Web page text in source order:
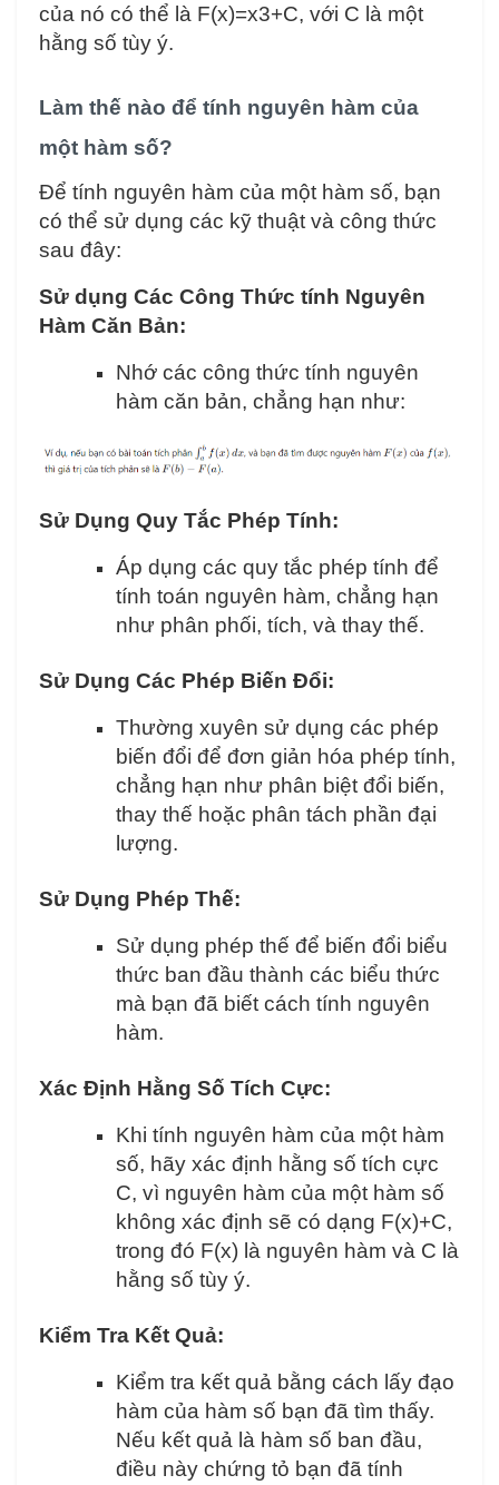
của nó có thể là F(x)=x3+C, với C là một
hằng số tùy ý.
Làm thế nào để tính nguyên hàm của
một hàm số?
Để tính nguyên hàm của một hàm số, bạn
có thể sử dụng các kỹ thuật và công thức
sau đây:
Sử dụng Các Công Thức tính Nguyên
Hàm Căn Bản:
Nhớ các công thức tính nguyên
hàm căn bản, chẳng hạn như:
Sử Dụng Quy Tắc Phép Tính:
Áp dụng các quy tắc phép tính để
tính toán nguyên hàm, chẳng hạn
như phân phối, tích, và thay thế.
Sử Dụng Các Phép Biến Đổi:
Thường xuyên sử dụng các phép
biến đổi để đơn giản hóa phép tính,
chẳng hạn như phân biệt đổi biến,
thay thế hoặc phân tách phần đại
lượng.
Sử Dụng Phép Thế:
Sử dụng phép thế để biến đổi biểu
thức ban đầu thành các biểu thức
mà bạn đã biết cách tính nguyên
hàm.
Xác Định Hằng Số Tích Cực:
Khi tính nguyên hàm của một hàm
số, hãy xác định hằng số tích cực
C, vì nguyên hàm của một hàm số
không xác định sẽ có dạng F(x)+C,
trong đó F(x) là nguyên hàm và C là
hằng số tùy ý.
Kiểm Tra Kết Quả:
Kiểm tra kết quả bằng cách lấy đạo
hàm của hàm số bạn đã tìm thấy.
Nếu kết quả là hàm số ban đầu,
điều này chứng tỏ bạn đã tính